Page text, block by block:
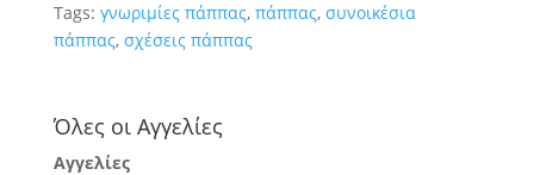
Tags: γνωριμίες πάππας, πάππας, συνοικέσια
πάππας, σχέσεις πάππας
Όλες οι Αγγελίες
Αγγελίες